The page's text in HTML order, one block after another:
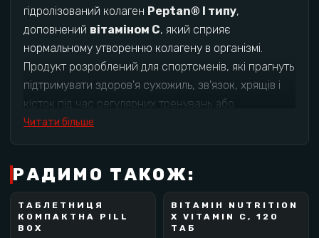
гідролізований колаген Peptan® I типу,
доповнений вітаміном C, який сприяє
нормальному утворенню колагену в організмі.
Продукт розроблений для спортсменів, які прагнуть
підтримувати здоров'я сухожиль, зв'язок, хрящів і
кісток під час регулярних тренувань або
відновлення після травм.
Peptan®та50 мг вітаміну C , що робить продукт
апарату.
Читати більше
РАДИМО ТАКОЖ:
NUTRITIONX
BEST SELLER
ТАБЛЕТНИЦЯ
КОМПАКТНА PILL
BOX
NUTRITIONX
НОВИНКА!
ВІТАМІН NUTRITION
X VITAMIN C, 120
ТАБ